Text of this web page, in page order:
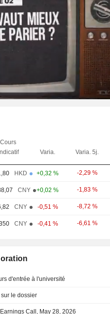
Cours
Varia. Varia. 5j.
HKD +0,32 % -2,29 %
CNY +0,02 % -1,83 %
CNY -0,51 % -8,72 %
CNY -0,41 % -6,61 %
d'entrée à l'université
neutre sur le dossier
Call, May 28, 2026